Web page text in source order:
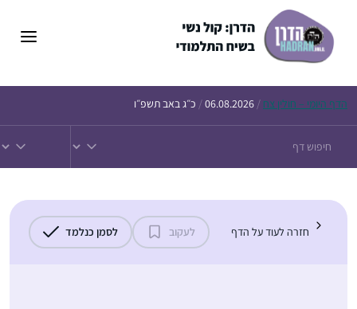
הדף היומי – חולין צח /
06.08.2026
/ כ״ג באב תשפ״ו
חזרה לעוד על הדף לעקוב לסמן כנלמד